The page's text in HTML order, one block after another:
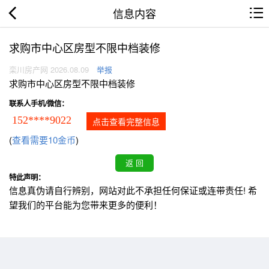
信息内容
求购市中心区房型不限中档装修
栾川房产网 2026.08.09 举报
求购市中心区房型不限中档装修
联系人手机/微信：
152****9022 点击查看完整信息
(查看需要10金币)
特此声明：
信息真伪请自行辨别，网站对此不承担任何保证或连带责任! 希
望我们的平台能为您带来更多的便利！